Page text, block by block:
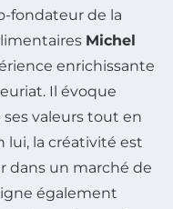
fondateur de la
Michel
enrichissante
Il évoque
valeurs tout en
lui, la créativité est
dans un marché de
également